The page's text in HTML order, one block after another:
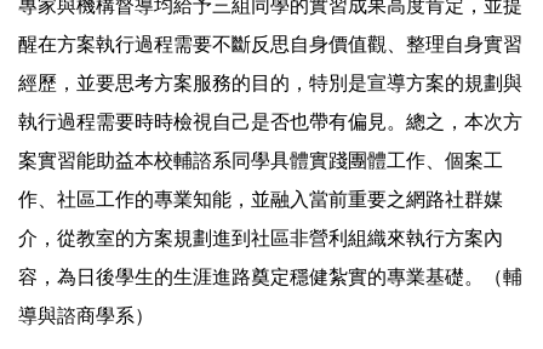
專家與機構督導均給予三組同學的實習成果高度肯定，並提
醒在方案執行過程需要不斷反思自身價值觀、整理自身實習
經歷，並要思考方案服務的目的，特別是宣導方案的規劃與
執行過程需要時時檢視自己是否也帶有偏見。總之，本次方
案實習能助益本校輔諮系同學具體實踐團體工作、個案工
作、社區工作的專業知能，並融入當前重要之網路社群媒
介，從教室的方案規劃進到社區非營利組織來執行方案內
容，為日後學生的生涯進路奠定穩健紮實的專業基礎。（輔
導與諮商學系）